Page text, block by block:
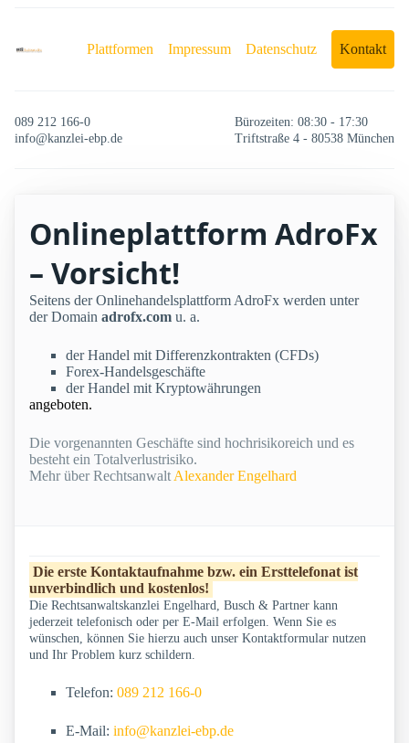
Plattformen Impressum Datenschutz Kontakt
089 212 166-0
info@kanzlei-ebp.de
Bürozeiten: 08:30 - 17:30
Triftstraße 4 - 80538 München
Onlineplattform AdroFx
– Vorsicht!
Seitens der Onlinehandelsplattform AdroFx werden unter
der Domain adrofx.com u. a.
der Handel mit Differenzkontrakten (CFDs)
Forex-Handelsgeschäfte
der Handel mit Kryptowährungen
angeboten.
Die vorgenannten Geschäfte sind hochrisikoreich und es
besteht ein Totalverlustrisiko.
Mehr über Rechtsanwalt Alexander Engelhard
Die erste Kontaktaufnahme bzw. ein Ersttelefonat ist
unverbindlich und kostenlos!
Die Rechtsanwaltskanzlei Engelhard, Busch & Partner kann
jederzeit telefonisch oder per E-Mail erfolgen. Wenn Sie es
wünschen, können Sie hierzu auch unser Kontaktformular nutzen
und Ihr Problem kurz schildern.
Telefon: 089 212 166-0
E-Mail: info@kanzlei-ebp.de